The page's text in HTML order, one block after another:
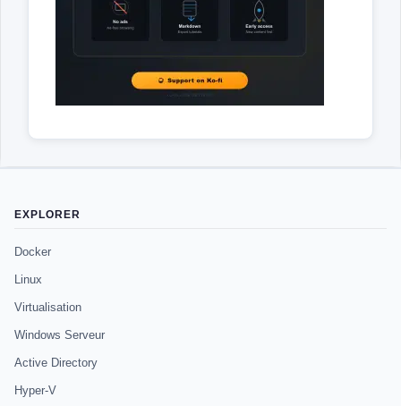
EXPLORER
Docker
Linux
Virtualisation
Windows Serveur
Active Directory
Hyper-V